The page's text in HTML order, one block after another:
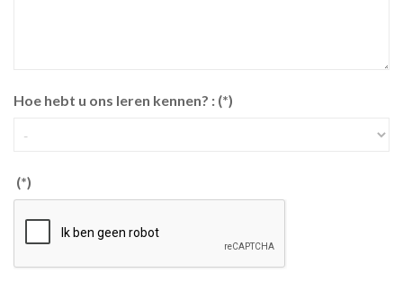
Hoe hebt u ons leren kennen? : (*)
(*)